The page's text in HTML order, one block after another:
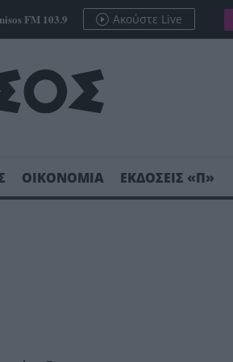
FM 103.9 Ακούστε Live
ΟΙΚΟΝΟΜΙΑ ΕΚΔΟΣΕΙΣ «Π»